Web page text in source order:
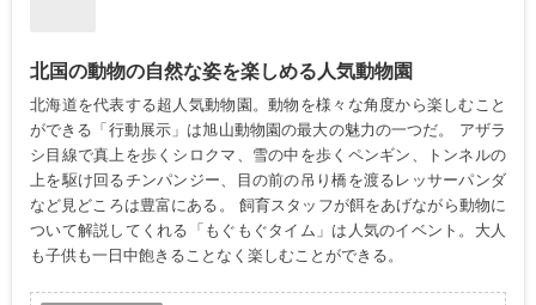
北国の動物の自然な姿を楽しめる人気動物園
北海道を代表する超人気動物園。動物を様々な角度から楽しむこと
ができる「行動展示」は旭山動物園の最大の魅力の一つだ。 アザラ
シ目線で真上を歩くシロクマ、雪の中を歩くペンギン、トンネルの
上を駆け回るチンパンジー、目の前の吊り橋を渡るレッサーパンダ
など見どころは豊富にある。 飼育スタッフが餌をあげながら動物に
ついて解説してくれる「もぐもぐタイム」は人気のイベント。大人
も子供も一日中飽きることなく楽しむことができる。